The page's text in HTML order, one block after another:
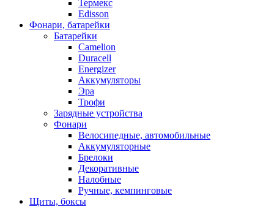
Термекс
Edisson
Фонари, батарейки
Батарейки
Camelion
Duracell
Energizer
Аккумуляторы
Эра
Трофи
Зарядные устройства
Фонари
Велосипедные, автомобильные
Аккумуляторные
Брелоки
Декоративные
Налобные
Ручные, кемпинговые
Щиты, боксы